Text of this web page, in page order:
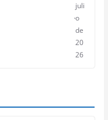
juli
o
de
20
26